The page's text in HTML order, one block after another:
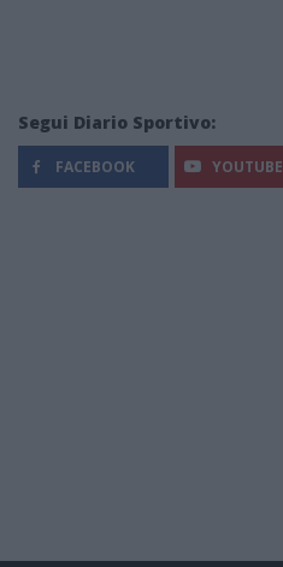
Segui Diario Sportivo:
FACEBOOK YOUTUBE